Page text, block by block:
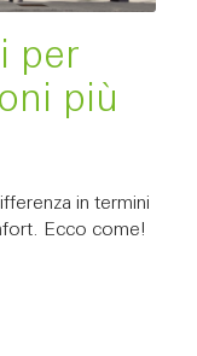
per
più
in termini
Ecco come!